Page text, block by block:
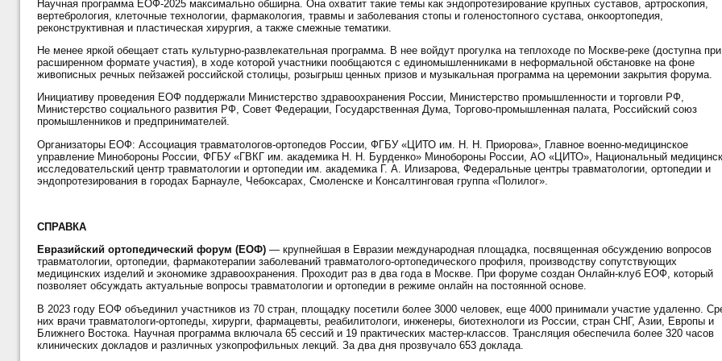
Научная программа ЕОФ-2025 максимально обширна. Она охватит такие темы как эндопротезирование крупных суставов, артроскопия,
вертебрология, клеточные технологии, фармакология, травмы и заболевания стопы и голеностопного сустава, онкоортопедия,
реконструктивная и пластическая хирургия, а также смежные тематики.
Не менее яркой обещает стать культурно-развлекательная программа. В нее войдут прогулка на теплоходе по Москве-реке (доступна при
расширенном формате участия), в ходе которой участники пообщаются с единомышленниками в неформальной обстановке на фоне
живописных речных пейзажей российской столицы, розыгрыш ценных призов и музыкальная программа на церемонии закрытия форума.
Инициативу проведения ЕОФ поддержали Министерство здравоохранения России, Министерство промышленности и торговли РФ,
Министерство социального развития РФ, Совет Федерации, Государственная Дума, Торгово-промышленная палата, Российский союз
промышленников и предпринимателей.
Организаторы ЕОФ: Ассоциация травматологов-ортопедов России, ФГБУ «ЦИТО им. Н. Н. Приорова», Главное военно-медицинское
управление Минобороны России, ФГБУ «ГВКГ им. академика Н. Н. Бурденко» Минобороны России, АО «ЦИТО», Национальный
исследовательский центр травматологии и ортопедии им. академика Г. А. Илизарова, Федеральные центры травматологии, ортопедии и
эндопротезирования в городах Барнауле, Чебоксарах, Смоленске и Консалтинговая группа «Полилог».
СПРАВКА
Евразийский ортопедический форум (ЕОФ)— крупнейшая в Евразии международная площадка, посвященная обсуждению вопросов
травматологии, ортопедии, фармакотерапии заболеваний травматолого-ортопедического профиля, производству сопутствующих
медицинских изделий и экономике здравоохранения. Проходит раз в два года в Москве. При форуме создан Онлайн-клуб ЕОФ, который
позволяет обсуждать актуальные вопросы травматологии и ортопедии в режиме онлайн на постоянной основе.
В 2023 году ЕОФ объединил участников из 70 стран, площадку посетили более 3000 человек, еще 4000 принимали участие удаленно.
них врачи травматологи-ортопеды, хирурги, фармацевты, реабилитологи, инженеры, биотехнологи из России, стран СНГ, Азии, Европы и
Ближнего Востока. Научная программа включала 65 сессий и 19 практических мастер-классов. Трансляция обеспечила более 320 часов
клинических докладов и различных узкопрофильных лекций. За два дня прозвучало 653 доклада.